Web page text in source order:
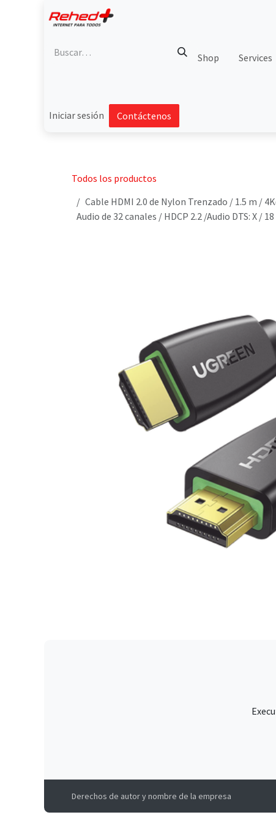
Shop Services
Iniciar sesión Contáctenos
Todos los productos
Cable HDMI 2.0 de Nylon Trenzado / 1.5 m /
Audio de 32 canales / HDCP 2.2 /Audio DTS: X /
Derechos de autor y nombre de la empresa